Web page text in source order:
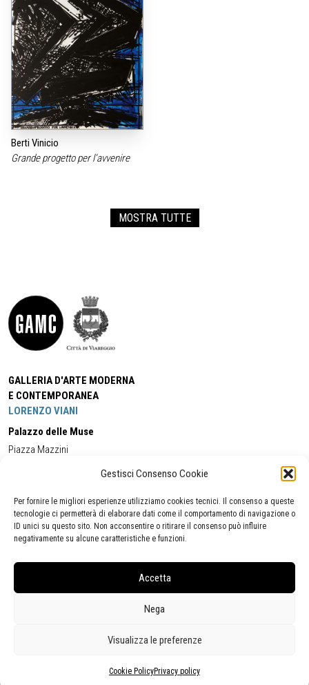
Gestisci Consenso Cookie
Per fornire le migliori esperienze utilizziamo cookies tecnici. Il consenso a queste
tecnologie ci permetterà di elaborare dati come il comportamento di navigazione o
ID unici su questo sito. Non acconsentire o ritirare il consenso può influire
negativamente su alcune caratteristiche e funzioni.
Accetta
Nega
Visualizza le preferenze
Cookie PolicyPrivacy policy
Berti Vinicio
Grande progetto per l‘avvenire
MOSTRA TUTTE
GALLERIA D'ARTE MODERNA
E CONTEMPORANEA
LORENZO VIANI
Palazzo delle Muse
Piazza Mazzini
Cell:+39 338 5714978 (orario apertura Galleria)
Tel:
+39 0584 944580
(orario 09.00/13.00)
Email:gamc@comune.viareggio.lu.it
Segnalazione di inaccessibilità